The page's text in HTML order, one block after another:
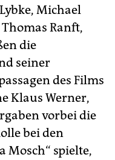
Michael
Ranft,
die
seiner
des Films
Klaus Werner,
vorbei die
bei den
Mosch“ spielte,